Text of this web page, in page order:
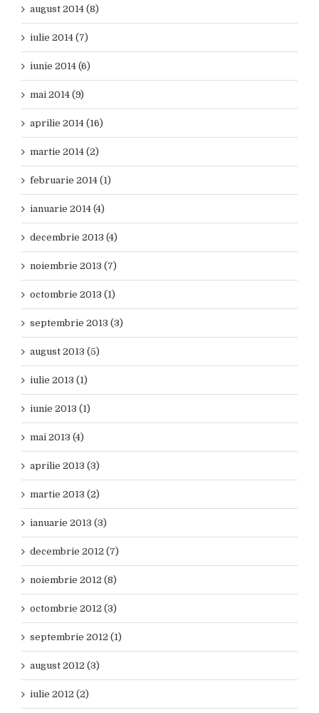
august 2014 (8)
iulie 2014 (7)
iunie 2014 (6)
mai 2014 (9)
aprilie 2014 (16)
martie 2014 (2)
februarie 2014 (1)
ianuarie 2014 (4)
decembrie 2013 (4)
noiembrie 2013 (7)
octombrie 2013 (1)
septembrie 2013 (3)
august 2013 (5)
iulie 2013 (1)
iunie 2013 (1)
mai 2013 (4)
aprilie 2013 (3)
martie 2013 (2)
ianuarie 2013 (3)
decembrie 2012 (7)
noiembrie 2012 (8)
octombrie 2012 (3)
septembrie 2012 (1)
august 2012 (3)
iulie 2012 (2)